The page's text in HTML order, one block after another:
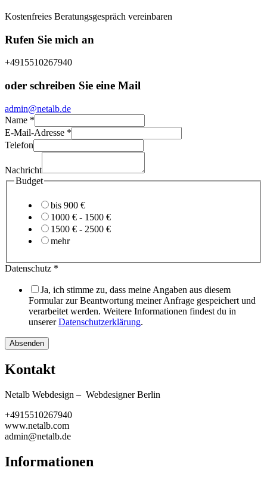
Kostenfreies Beratungsgespräch vereinbaren
Rufen Sie mich an
+4915510267940
oder schreiben Sie eine Mail
admin@netalb.de
Name *
E-Mail-Adresse *
Telefon
Nachricht
E-
Adresse
Budget
bis 900 €
1000 € - 1500 €
1500 € - 2500 €
mehr
Datenschutz *
Ja, ich stimme zu, dass meine Angaben aus diesem
Formular zur Beantwortung meiner Anfrage gespeichert und
verarbeitet werden. Weitere Informationen findest du in
unsererDatenschutzerklärung.
Absenden
Kontakt
Netalb Webdesign – Webdesigner Berlin
+4915510267940
www.netalb.com
admin@netalb.de
Informationen